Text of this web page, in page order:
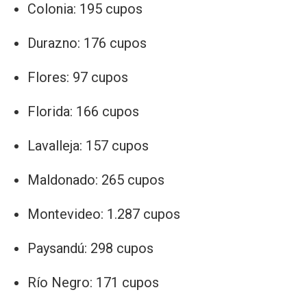
Colonia: 195 cupos
Durazno: 176 cupos
Flores: 97 cupos
Florida: 166 cupos
Lavalleja: 157 cupos
Maldonado: 265 cupos
Montevideo: 1.287 cupos
Paysandú: 298 cupos
Río Negro: 171 cupos